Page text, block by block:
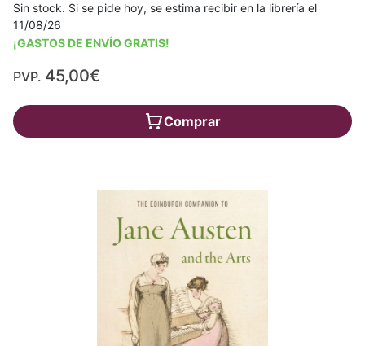
Sin stock. Si se pide hoy, se estima recibir en la librería el
11/08/26
¡GASTOS DE ENVÍO GRATIS!
PVP. 45,00€
Comprar